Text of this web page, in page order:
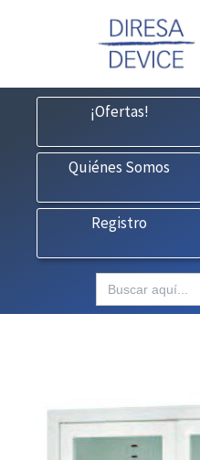
consultas@fedbuy.es|
¡Ofertas!
Quiénes Somos
Registro
Buscar: